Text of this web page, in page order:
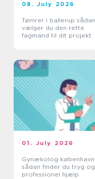
08. July 2026
Tømrer i ballerup sådan
vælger du den rette
fagmand til dit projekt
01. July 2026
Gynækolog københavn
sådan finder du tryg og
professionel hjælp